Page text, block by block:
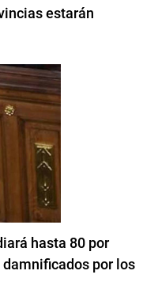
estarán
hasta 80 por
por los